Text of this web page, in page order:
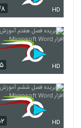
HD
HD
HD